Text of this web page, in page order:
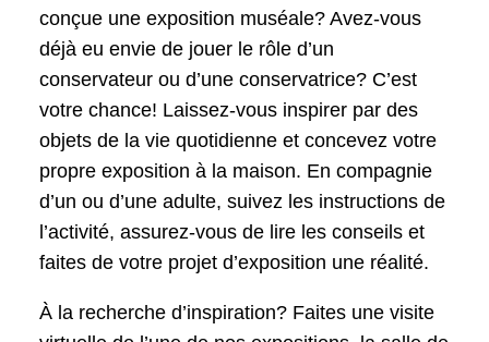
conçue une exposition muséale? Avez-vous
déjà eu envie de jouer le rôle d’un
conservateur ou d’une conservatrice? C’est
votre chance! Laissez-vous inspirer par des
objets de la vie quotidienne et concevez votre
propre exposition à la maison. En compagnie
d’un ou d’une adulte, suivez les instructions de
l’activité, assurez-vous de lire les conseils et
faites de votre projet d’exposition une réalité.
À la recherche d’inspiration? Faites une visite